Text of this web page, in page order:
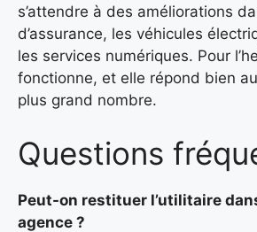
s’attendre à des améliorations
d’assurance, les véhicules
les services numériques. Pour
fonctionne, et elle répond bien
plus grand nombre.
Questions
Peut-on restituer l’utilitaire
agence ?